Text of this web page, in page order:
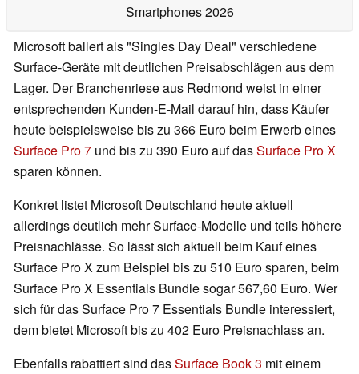
Smartphones 2026
Microsoft ballert als "Singles Day Deal" verschiedene
Surface-Geräte mit deutlichen Preisabschlägen aus dem
Lager. Der Branchenriese aus Redmond weist in einer
entsprechenden Kunden-E-Mail darauf hin, dass Käufer
heute beispielsweise bis zu 366 Euro beim Erwerb eines
Surface Pro 7 und bis zu 390 Euro auf dasSurface Pro X
sparen können.
Konkret listet Microsoft Deutschland heute aktuell
allerdings deutlich mehr Surface-Modelle und teils höhere
Preisnachlässe. So lässt sich aktuell beim Kauf eines
Surface Pro X zum Beispiel bis zu 510 Euro sparen, beim
Surface Pro X Essentials Bundle sogar 567,60 Euro. Wer
sich für das Surface Pro 7 Essentials Bundle interessiert,
dem bietet Microsoft bis zu 402 Euro Preisnachlass an.
Ebenfalls rabattiert sind dasSurface Book 3 mit einem